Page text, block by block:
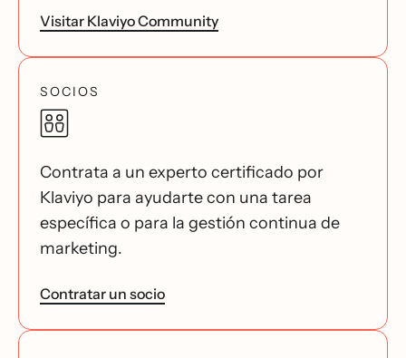
Visitar Klaviyo Community
SOCIOS
Contrata a un experto certificado por
Klaviyo para ayudarte con una tarea
específica o para la gestión continua de
marketing.
Contratar un socio